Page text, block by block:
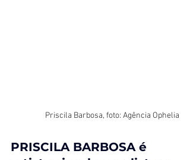
Priscila Barbosa, foto: Agência Ophelia
PRISCILA BARBOSA é